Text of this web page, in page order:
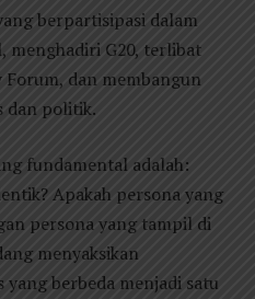
berpartisipasi dalam
G20, terlibat
Forum, dan membangun
dan politik.
fundamental adalah:
Apakah persona yang
persona yang tampil di
menyaksikan
berbeda menjadi satu